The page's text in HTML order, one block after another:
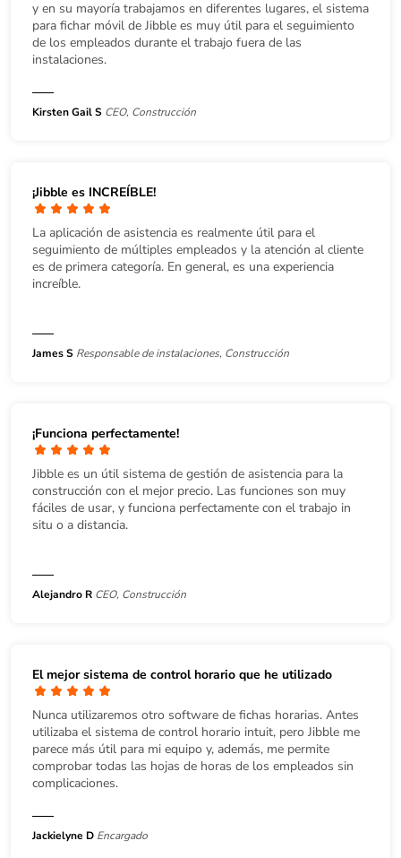
y en su mayoría trabajamos en diferentes lugares, el sistema
para fichar móvil de Jibble es muy útil para el seguimiento
de los empleados durante el trabajo fuera de las
instalaciones.
Kirsten Gail S CEO, Construcción
¡Jibble es INCREÍBLE!
La aplicación de asistencia es realmente útil para el
seguimiento de múltiples empleados y la atención al cliente
es de primera categoría. En general, es una experiencia
increíble.
James S Responsable de instalaciones, Construcción
¡Funciona perfectamente!
Jibble es un útil sistema de gestión de asistencia para la
construcción con el mejor precio. Las funciones son muy
fáciles de usar, y funciona perfectamente con el trabajo in
situ o a distancia.
Alejandro R CEO, Construcción
El mejor sistema de control horario que he utilizado
Nunca utilizaremos otro software de fichas horarias. Antes
utilizaba el sistema de control horario intuit, pero Jibble me
parece más útil para mi equipo y, además, me permite
comprobar todas las hojas de horas de los empleados sin
complicaciones.
Jackielyne D Encargado